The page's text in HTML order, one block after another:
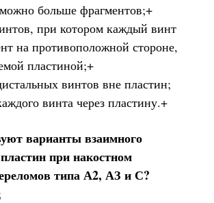
больше фрагментов;+
при котором каждый винт
на противоположной стороне,
пластиной;+
винтов вне пластин;
винта через пластину.+
варианты взаимного
при накостном
типа А2, АЗ и С?